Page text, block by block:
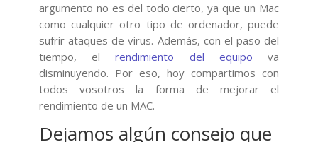
argumento no es del todo cierto, ya que un Mac
como cualquier otro tipo de ordenador, puede
sufrir ataques de virus. Además, con el paso del
tiempo, elrendimiento del equipo va
disminuyendo. Por eso, hoy compartimos con
todos vosotros la forma de mejorar el
rendimiento de un MAC.
Dejamos algún consejo que